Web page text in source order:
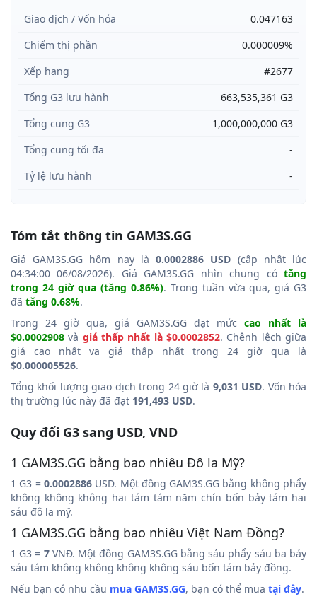
Giao dịch / Vốn hóa
0.047163
Chiếm thị phần
0.000009%
Xếp hạng
#2677
Tổng G3 lưu hành
663,535,361 G3
Tổng cung G3
1,000,000,000 G3
Tổng cung tối đa
-
Tỷ lệ lưu hành
-
Tóm tắt thông tin GAM3S.GG
Giá GAM3S.GG hôm nay là0.0002886 USD (cập nhật lúc
04:34:00 06/08/2026). Giá GAM3S.GG nhìn chung có tăng
trong 24 giờ qua (tăng 0.86%). Trong tuần vừa qua, giá G3
đã tăng 0.68%.
Trong 24 giờ qua, giá GAM3S.GG đạt mức cao nhất là
$0.0002908 và giá thấp nhất là $0.0002852. Chênh lệch giữa
giá cao nhất va giá thấp nhất trong 24 giờ qua là
$0.000005526.
Tổng khối lượng giao dịch trong 24 giờ là 9,031 USD. Vốn hóa
thị trường lúc này đã đạt 191,493 USD.
Quy đổi G3 sang USD, VND
1 GAM3S.GG bằng bao nhiêu Đô la Mỹ?
1 G3 = 0.0002886USD. Một đồng GAM3S.GG bằng không phẩy
không không không hai tám tám năm chín bốn bảy tám hai
sáu đô la mỹ.
1 GAM3S.GG bằng bao nhiêu Việt Nam Đồng?
1 G3 = 7VNĐ. Một đồng GAM3S.GG bằng sáu phẩy sáu ba bảy
sáu tám không không không không sáu bốn tám bảy đồng.
Nếu bạn có nhu cầu mua GAM3S.GG, bạn có thể mua tại đây.